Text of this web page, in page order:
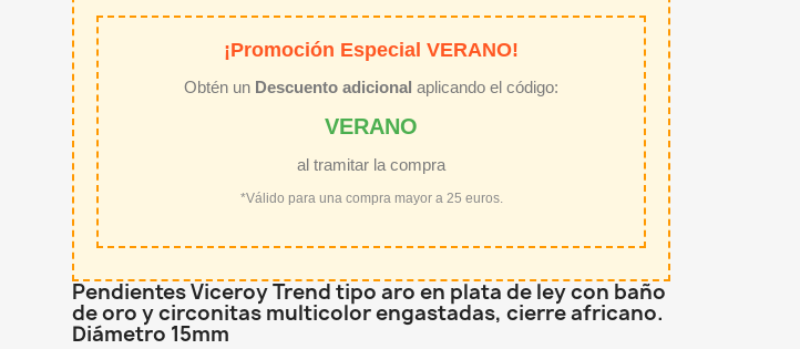
¡Promoción Especial VERANO!
Obtén un Descuento adicional aplicando el código:
VERANO
al tramitar la compra
*Válido para una compra mayor a 25 euros.
Pendientes Viceroy Trend tipo aro en plata de ley con baño
de oro y circonitas multicolor engastadas, cierre africano.
Diámetro 15mm